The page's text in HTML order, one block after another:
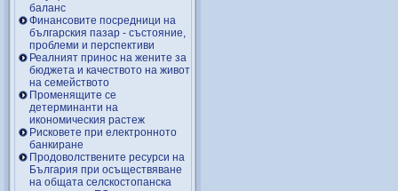
баланс
Финансовите посредници на
българския пазар - състояние,
проблеми и перспективи
Реалният принос на жените за
бюджета и качеството на живот
на семейството
Променящите се
детерминанти на
икономическия растеж
Рисковете при електронното
банкиране
Продоволствените ресурси на
България при осъществяване
на общата селскостопанска